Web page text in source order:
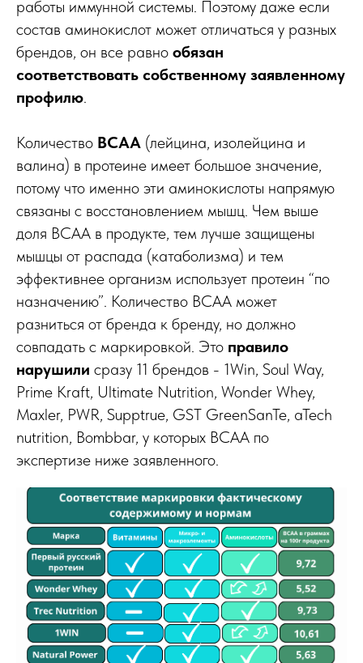
работы иммунной системы. Поэтому даже если
состав аминокислот может отличаться у разных
брендов, он все равно обязан
соответствовать собственному заявленному
профилю.
Количество BCAA (лейцина, изолейцина и
валина) в протеине имеет большое значение,
потому что именно эти аминокислоты напрямую
связаны с восстановлением мышц. Чем выше
доля BCAA в продукте, тем лучше защищены
мышцы от распада (катаболизма) и тем
эффективнее организм использует протеин “по
назначению”. Количество ВСАА может
разниться от бренда к бренду, но должно
совпадать с маркировкой. Это правило
нарушили сразу 11 брендов - 1Win, Soul Way,
Prime Kraft, Ultimate Nutrition, Wonder Whey,
Maxler, PWR, Supptrue, GST GreenSanTe, aTech
nutrition, Bombbar, у которых ВСАА по
экспертизе ниже заявленного.